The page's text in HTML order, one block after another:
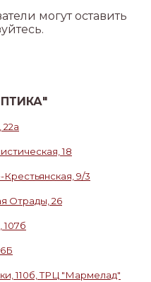
могут оставить
18
9/3
Отрады, 26
107б
110б, ТРЦ "Мармелад"